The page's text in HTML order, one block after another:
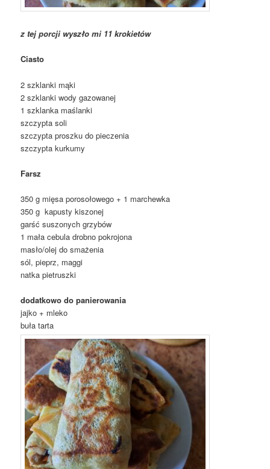
z tej porcji wyszło mi 11 krokietów
Ciasto
2 szklanki mąki
2 szklanki wody gazowanej
1 szklanka maślanki
szczypta soli
szczypta proszku do pieczenia
szczypta kurkumy
Farsz
350 g mięsa porosołowego + 1 marchewka
350 g kapusty kiszonej
garść suszonych grzybów
1 mała cebula drobno pokrojona
masło/olej do smażenia
sól, pieprz, maggi
natka pietruszki
dodatkowo do panierowania
jajko + mleko
buła tarta